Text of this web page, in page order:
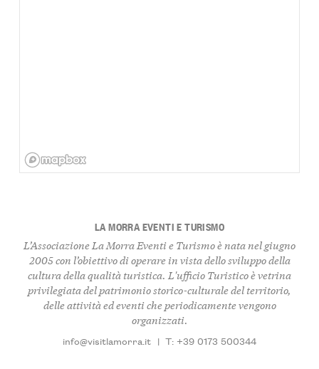
LA MORRA EVENTI E TURISMO
L’Associazione La Morra Eventi e Turismo è nata nel giugno
2005 con l’obiettivo di operare in vista dello sviluppo della
cultura della qualità turistica. L'ufficio Turistico è vetrina
privilegiata del patrimonio storico-culturale del territorio,
delle attività ed eventi che periodicamente vengono
organizzati.
info@visitlamorra.it | T: +39 0173 500344